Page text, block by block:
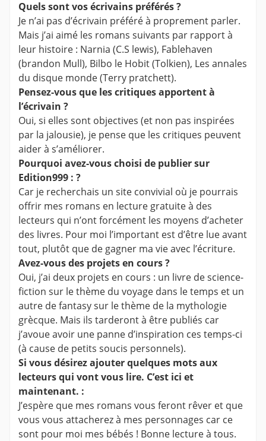
Quels sont vos écrivains préférés ?
Je n’ai pas d’écrivain préféré à proprement parler.
Mais j’ai aimé les romans suivants par rapport à
leur histoire : Narnia (C.S lewis), Fablehaven
(brandon Mull), Bilbo le Hobit (Tolkien), Les annales
du disque monde (Terry pratchett).
Pensez-vous que les critiques apportent à
l’écrivain ?
Oui, si elles sont objectives (et non pas inspirées
par la jalousie), je pense que les critiques peuvent
aider à s’améliorer.
Pourquoi avez-vous choisi de publier sur
Edition999 : ?
Car je recherchais un site convivial où je pourrais
offrir mes romans en lecture gratuite à des
lecteurs qui n’ont forcément les moyens d’acheter
des livres. Pour moi l’important est d’être lue avant
tout, plutôt que de gagner ma vie avec l’écriture.
Avez-vous des projets en cours ?
Oui, j’ai deux projets en cours : un livre de science-
fiction sur le thème du voyage dans le temps et un
autre de fantasy sur le thème de la mythologie
grècque. Mais ils tarderont à être publiés car
j’avoue avoir une panne d’inspiration ces temps-ci
(à cause de petits soucis personnels).
Si vous désirez ajouter quelques mots aux
lecteurs qui vont vous lire. C’est ici et
maintenant. :
J’espère que mes romans vous feront rêver et que
vous vous attacherez à mes personnages car ce
sont pour moi mes bébés ! Bonne lecture à tous.